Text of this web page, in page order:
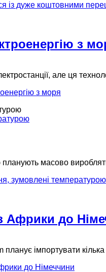
із дуже коштовними
з
але ця
з моря
масово
зумовлені температурою
Африки до
планує імпортувати
до Німеччини